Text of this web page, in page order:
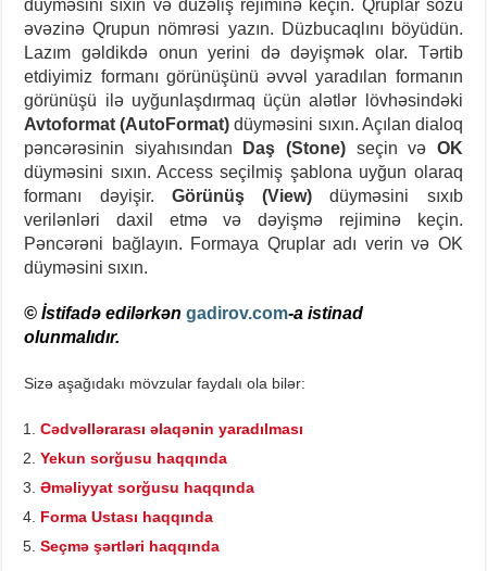
düyməsini sıxın və düzəliş rejiminə keçin. Qruplar sözü
əvəzinə Qrupun nömrəsi yazın. Düzbucaqlını böyüdün.
Lazım gəldikdə onun yerini də dəyişmək olar. Tərtib
etdiyimiz formanı görünüşünü əvvəl yaradılan formanın
görünüşü ilə uyğunlaşdırmaq üçün alətlər lövhəsindəki
Avtoformat (AutoFormat) düyməsini sıxın. Açılan dialoq
pəncərəsinin siyahısından
Daş (Stone) seçin və OK
düyməsini sıxın. Access seçilmiş şablona uyğun olaraq
formanı dəyişir. Görünüş (View) düyməsini sıxıb
verilənləri daxil etmə və dəyişmə rejiminə keçin.
Pəncərəni bağlayın. Formaya Qruplar adı verin və OK
düyməsini sıxın.
© İstifadə edilərkəngadirov.com-a istinad
olunmalıdır.
Sizə aşağıdakı mövzular faydalı ola bilər:
Cədvəllərarası əlaqənin yaradılması
Yekun sorğusu haqqında
Əməliyyat sorğusu haqqında
Forma Ustası haqqında
Seçmə şərtləri haqqında